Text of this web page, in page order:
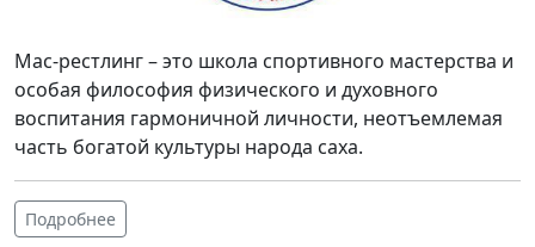
Мас-рестлинг – это школа спортивного мастерства и
особая философия физического и духовного
воспитания гармоничной личности, неотъемлемая
часть богатой культуры народа саха.
Подробнее